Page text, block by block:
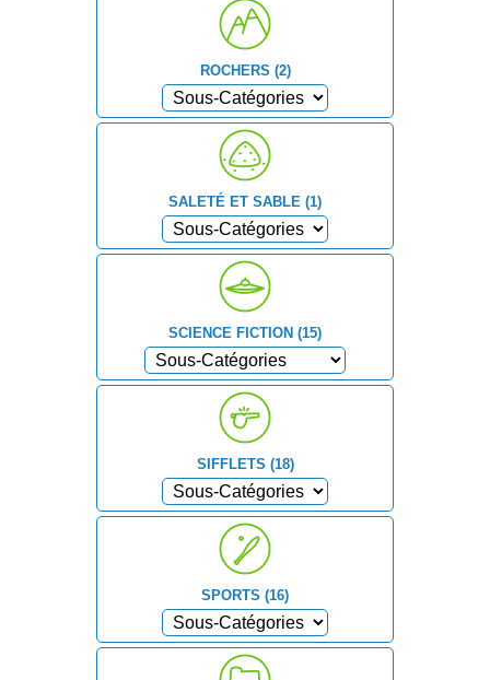
ROCHERS (2)
SALETÉ ET SABLE (1)
SCIENCE FICTION (15)
SIFFLETS (18)
SPORTS (16)